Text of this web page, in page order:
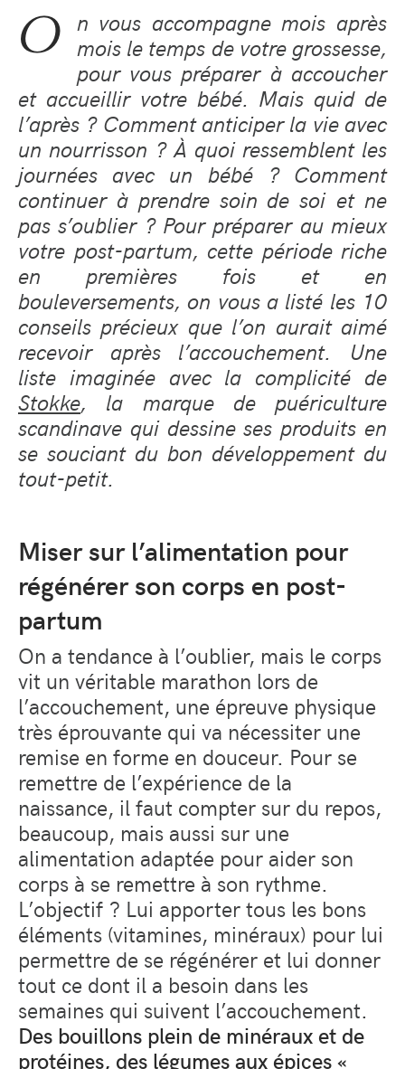
O n vous accompagne mois après
mois le temps de votre grossesse,
pour vous préparer à accoucher
et accueillir votre bébé. Mais quid de
l’après ? Comment anticiper la vie avec
un nourrisson ? À quoi ressemblent les
journées avec un bébé ? Comment
continuer à prendre soin de soi et ne
pas s’oublier ? Pour préparer au mieux
votre post-partum, cette période riche
en premières fois et en
bouleversements, on vous a listé les 10
conseils précieux que l’on aurait aimé
recevoir après l’accouchement. Une
liste imaginée avec la complicité de
Stokke, la marque de puériculture
scandinave qui dessine ses produits en
se souciant du bon développement du
tout-petit.
Miser sur l’alimentation pour
régénérer son corps en post-
partum
On a tendance à l’oublier, mais le corps
vit un véritable marathon lors de
l’accouchement, une épreuve physique
très éprouvante qui va nécessiter une
remise en forme en douceur. Pour se
remettre de l’expérience de la
naissance, il faut compter sur du repos,
beaucoup, mais aussi sur une
alimentation adaptée pour aider son
corps à se remettre à son rythme.
L’objectif ? Lui apporter tous les bons
éléments (vitamines, minéraux) pour lui
permettre de se régénérer et lui donner
tout ce dont il a besoin dans les
semaines qui suivent l’accouchement.
Des bouillons plein de minéraux et de
protéines, des légumes aux épices «